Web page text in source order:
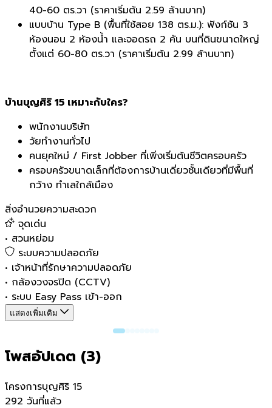
40-60 ตร.วา (ราคาเริ่มต้น 2.59 ล้านบาท)
แบบบ้าน Type B (พื้นที่ใช้สอย 138 ตร.ม.): ฟังก์ชัน 3
ห้องนอน 2 ห้องน้ำ และจอดรถ 2 คัน บนที่ดินขนาดใหญ่
ตั้งแต่ 60-80 ตร.วา (ราคาเริ่มต้น 2.99 ล้านบาท)
บ้านบุญศิริ 15 เหมาะกับใคร?
พนักงานบริษัท
วัยทำงานทั่วไป
คนยุคใหม่ / First Jobber ที่เพิ่งเริ่มต้นชีวิตครอบครัว
ครอบครัวขนาดเล็กที่ต้องการบ้านเดี่ยวชั้นเดียวที่มีพื้นที่
กว้าง ทำเลใกล้เมือง
สิ่งอำนวยความสะดวก
จุดเด่น
• สวนหย่อม
ระบบความปลอดภัย
• เจ้าหน้าที่รักษาความปลอดภัย
• กล้องวงจรปิด (CCTV)
• ระบบ Easy Pass เข้า-ออก
แสดงเพิ่มเติม
โพสอัปเดต (3)
โครงการบุญศิริ 15
292 วันที่แล้ว